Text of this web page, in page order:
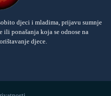
djeci i mladima, prijavu sumnje
ili ponašanja koja se odnose na
djece.